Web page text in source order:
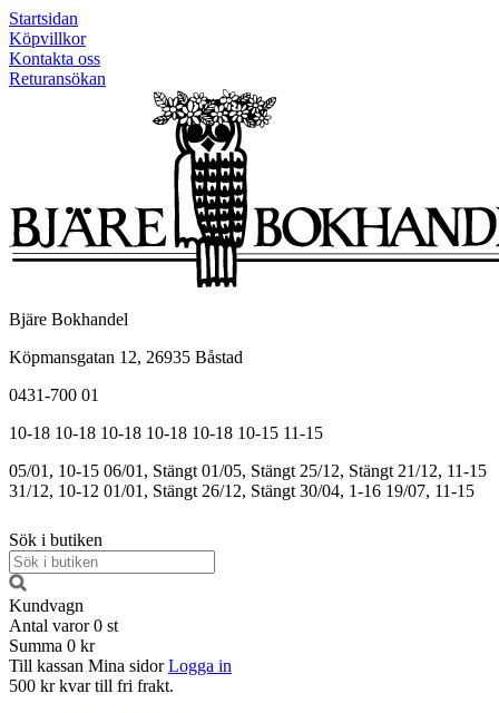
Startsidan
Köpvillkor
Kontakta oss
Returansökan
Bjäre Bokhandel
Köpmansgatan 12, 26935 Båstad
0431-700 01
10-18 10-18 10-18 10-18 10-18 10-15 11-15
05/01, 10-15 06/01, Stängt 01/05, Stängt 25/12, Stängt 21/12, 11-15
31/12, 10-12 01/01, Stängt 26/12, Stängt 30/04, 1-16 19/07, 11-15
Sök i butiken
Kundvagn
Antal varor 0 st
Summa 0 kr
Till kassan Mina sidor Logga in
500 kr kvar till fri frakt.